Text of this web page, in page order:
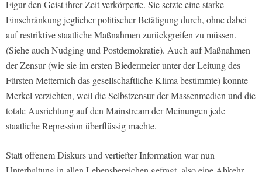
Figur den Geist ihrer Zeit verkörperte. Sie setzte eine starke
Einschränkung jeglicher politischer Betätigung durch, ohne dabei
auf restriktive staatliche Maßnahmen zurückgreifen zu müssen.
(Siehe auch Nudging und Postdemokratie). Auch auf Maßnahmen
der Zensur (wie sie im ersten Biedermeier unter der Leitung des
Fürsten Metternich das gesellschaftliche Klima bestimmte) konnte
Merkel verzichten, weil die Selbstzensur der Massenmedien und die
totale Ausrichtung auf den Mainstream der Meinungen jede
staatliche Repression überflüssig machte.
Statt offenem Diskurs und vertiefter Information war nun